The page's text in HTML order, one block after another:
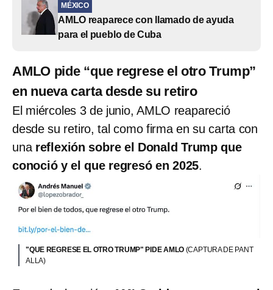
MÉXICO
AMLO reaparece con llamado de ayuda
para el pueblo de Cuba
AMLO pide “que regrese el otro Trump”
en nueva carta desde su retiro
El miércoles 3 de junio, AMLO reapareció
desde su retiro, tal como firma en su carta con
una reflexión sobre el Donald Trump que
conoció y el que regresó en 2025.
"QUE REGRESE EL OTRO TRUMP" PIDE AMLO (CAPTURA DE PANT
ALLA)